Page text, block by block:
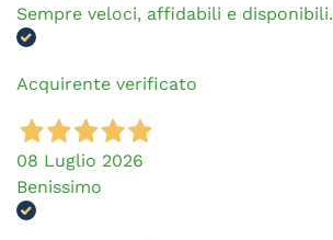
Sempre veloci, affidabili e disponibili.
Acquirente verificato
08 Luglio 2026
Benissimo